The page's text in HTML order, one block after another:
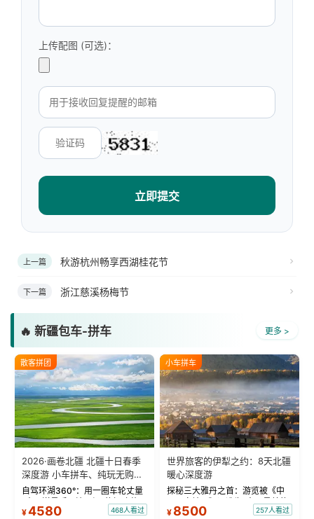
上传配图 (可选)：
立即提交
上一篇 秋游杭州畅享西湖桂花节
下一篇 浙江慈溪杨梅节
🔥 新疆包车-拼车 更多 >
散客拼团
2026·画卷北疆 北疆十日春季
深度游 小车拼车、纯玩无购
物！
自驾环湖360°：用一圈车轮丈量
“大西洋最后一滴眼泪”的极致蔚
蓝。 赛湖旅拍：甄选多款风格服
¥4580 468人看过
小车拼车
世界旅客的伊犁之约：8天北疆
暖心深度游
探秘三大雅丹之首：游览被《中
国国家地理》评选为“中国最美的
三大雅丹”第一名的克拉玛依魔鬼
¥ 8500 257人看过